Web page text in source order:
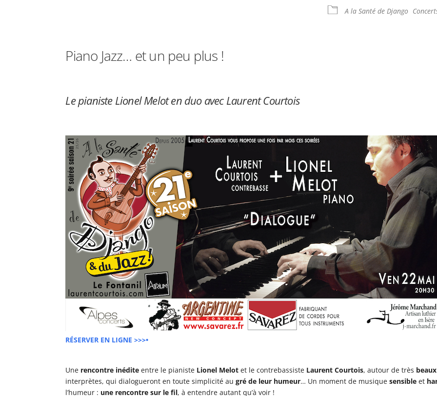
A la Santé de Django
Piano Jazz… et un peu plus !
Le pianiste Lionel Melot en duo avec Laurent Courtois
RÉSERVER EN LIGNE >>>•
Une rencontre inédite entre le pianiste Lionel Melot et le contrebassiste Laurent Courtois, autour de très
interprètes, qui dialogueront en toute simplicité augré de leur humeur… Un moment de musiquesensible et
l’humeur : une rencontre sur le fil, à entendre autant qu’à voir !